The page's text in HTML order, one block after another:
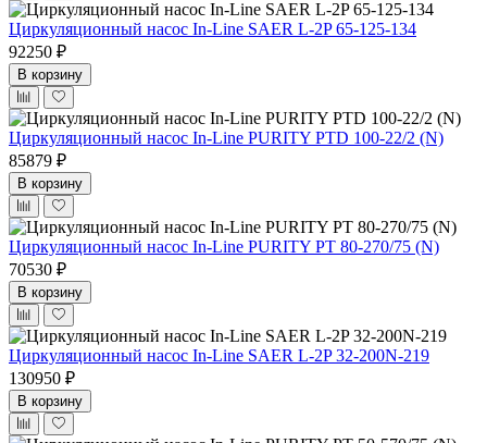
Циркуляционный насос In-Line SAER L-2P 65-125-134
92250 ₽
В корзину
Циркуляционный насос In-Line PURITY PTD 100-22/2 (N)
85879 ₽
В корзину
Циркуляционный насос In-Line PURITY PT 80-270/75 (N)
70530 ₽
В корзину
Циркуляционный насос In-Line SAER L-2P 32-200N-219
130950 ₽
В корзину